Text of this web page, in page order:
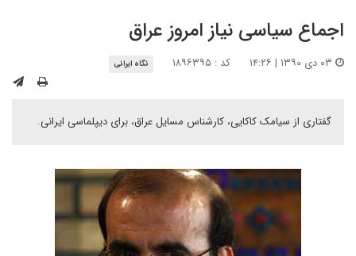
اجماع سیاسی نیاز امروز عراق
کد : ۱۸۹۶۳۹۵ نگاه ایرانی
گفتاری از سیامک کاکایی، کارشناس مسایل عراق، برای دیپلماسی ایرانی.